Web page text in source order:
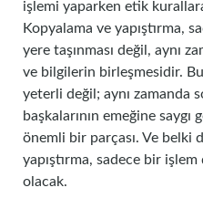
işlemi yaparken etik
Kopyalama ve yapıştırma,
yere taşınması değil, aynı
ve bilgilerin birleşmesidir.
yeterli değil; aynı zamanda
başkalarının emeğine
önemli bir parçası. Ve belki
yapıştırma, sadece bir
olacak.